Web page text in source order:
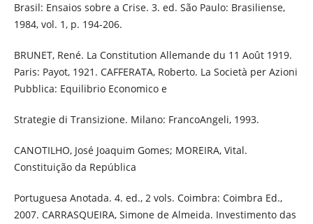
Brasil: Ensaios sobre a Crise. 3. ed. São Paulo: Brasiliense,
1984, vol. 1, p. 194-206.
BRUNET, René. La Constitution Allemande du 11 Août 1919.
Paris: Payot, 1921. CAFFERATA, Roberto. La Società per Azioni
Pubblica: Equilibrio Economico e
Strategie di Transizione. Milano: FrancoAngeli, 1993.
CANOTILHO, José Joaquim Gomes; MOREIRA, Vital.
Constituição da República
Portuguesa Anotada. 4. ed., 2 vols. Coimbra: Coimbra Ed.,
2007. CARRASQUEIRA, Simone de Almeida. Investimento das